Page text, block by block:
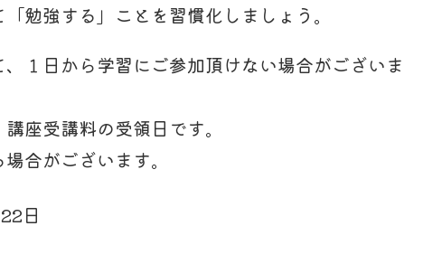
勉強する」ことを習慣化しましょう。
１日から学習にご参加頂けない場合がございま
受講料の受領日です。
合がございます。
日